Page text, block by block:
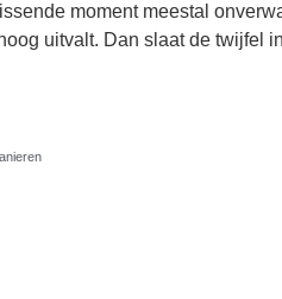
moment meestal
uitvalt. Dan slaat de twijfel